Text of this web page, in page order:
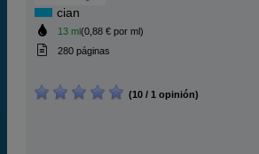
cian
13 ml(0,88 € por ml)
280 páginas
(10 / 1 opinión)